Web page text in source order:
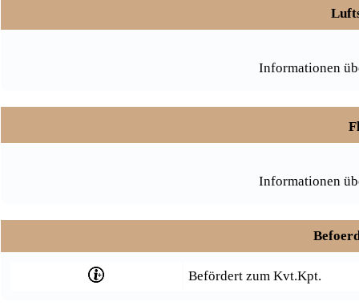
Informationen
Informationen
Befördert zum Kvt.Kpt.